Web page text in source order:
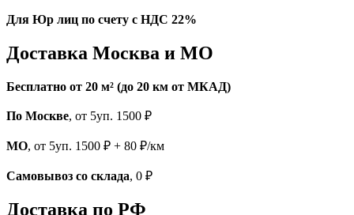
Для Юр лиц по счету с НДС 22%
Доставка Москва и МО
Бесплатно от 20 м² (до 20 км от МКАД)
По Москве, от 5уп. 1500 ₽
МО, от 5уп. 1500 ₽ + 80 ₽/км
Самовывоз со склада, 0 ₽
Доставка по РФ